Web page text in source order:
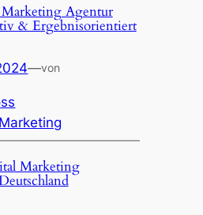
Agentur
& Ergebnisorientiert
—von
Marketing